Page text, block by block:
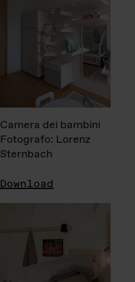
Camera dei bambini
Fotografo: Lorenz
Sternbach
Download